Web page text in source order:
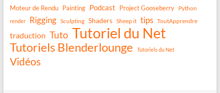
Moteur de Rendu Painting Podcast Project Gooseberry Python
render Rigging Sculpting Shaders Sheep it tips ToutApprendre
traduction Tuto Tutoriel du Net
Tutoriels Blenderlounge Tutoriels du Net
Vidéos